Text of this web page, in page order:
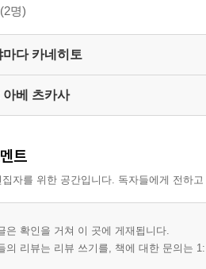
(2명)
마다 카네히토
아베 츠카사
트
자를 위한 공간입니다. 독자들에게 전하
은 확인을 거쳐 이 곳에 게재됩니다.
의 리뷰는 리뷰 쓰기를, 책에 대한 문의는